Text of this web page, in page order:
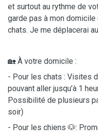
et surtout au rythme de
garde pas à mon
chats. Je me déplacerai
🏡 À votre domicile :
- Pour les chats : Visites
pouvant aller jusqu’à 1
Possibilité de plusieurs
soir)
- Pour les chiens 🐶: